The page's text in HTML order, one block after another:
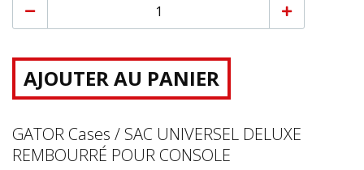
AJOUTER AU PANIER
GATOR Cases / SAC UNIVERSEL DELUXE
REMBOURRÉ POUR CONSOLE